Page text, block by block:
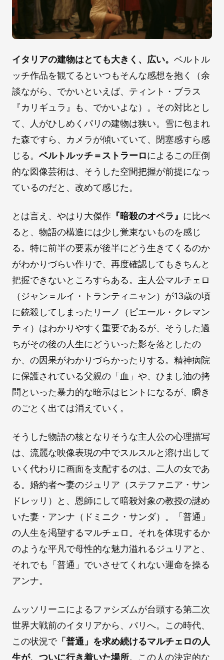
イタリアの建物はとても大きく、広い。 ベルトル
ッチ作品を観てるといつもそんな感想を抱く（余
談ながら、でかいといえば、ティント・ブラス
『カリギュラ』も、でかいよな）。その対比とし
て、人がひしめくパリの建物は狭い。雪に包まれ
た森ですら、カメラが傾いていて、閉塞感すら感
じる。 ベルトルッチ＝ストラーロによるこの圧倒
的な図像芸術は、そうした空間把握が前提になっ
ているのだと、改めて感じた。
とは言え、やはり大傑作 『暗殺のオペラ』 に比べ
ると、物語の構造には少し覚束ないものを感じ
る。特に前半の要素が後半にどう生きてくるのか
がわかりづらい作りで、再度確認してもきちんと
把握できないところすらある。主人公マルチェロ
（ジャン＝ルイ・トランティニャン）が13歳の頃
に銃殺してしまったリーノ（ピエール・クレマン
ティ）はわかりやすく重要であるが、そうした過
ちがその後の人生にどういった影を落としたの
か、の因果がわかりづらかったりする。精神病院
に保護されている父親の「血」や、ひまし油の拷
問といった暴力的な暗示はヒントになるが、瞬き
のごとく出ては消えていく。
そうした物語の核となりそうな主人公の心理描写
は、流麗な映像表現の中でスルスルと溶け出して
いく代わりに画面を支配するのは、二人の女であ
る。婚約者〜妻のジュリア（ステファニア・サン
ドレッリ）と、恩師にして暗殺対象の教授の謎め
いた妻・アンナ（ドミニク・サンダ）。「普通」
の人生を渇望するマルチェロ。それを体現するか
のような平凡で母性的な魅力溢れるジュリアと、
それでも「普通」でいさせてくれない運命を操る
アンナ。
ムッソリーニによるファシズムが台頭する第二次
世界大戦前のイタリアから、パリへ。この時代、
この状況で「普通」を求め続けるマルチェロの人
生が、ついに行き着いた場所。この人の決定的な